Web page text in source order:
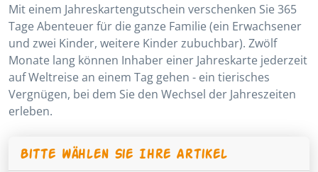
Mit einem Jahreskartengutschein verschenken Sie 365
Tage Abenteuer für die ganze Familie (ein Erwachsener
und zwei Kinder, weitere Kinder zubuchbar). Zwölf
Monate lang können Inhaber einer Jahreskarte jederzeit
auf Weltreise an einem Tag gehen - ein tierisches
Vergnügen, bei dem Sie den Wechsel der Jahreszeiten
erleben.
Bitte wählen Sie Ihre Artikel